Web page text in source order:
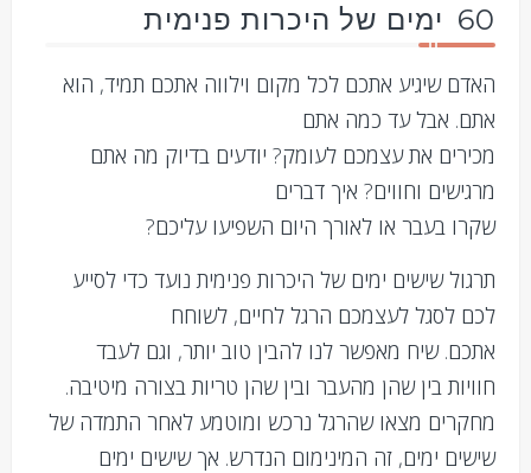
60 ימים של היכרות פנימית
האדם שיגיע אתכם לכל מקום וילווה אתכם תמיד, הוא
אתם. אבל עד כמה אתם
מכירים את עצמכם לעומק? יודעים בדיוק מה אתם
מרגישים וחווים? איך דברים
שקרו בעבר או לאורך היום השפיעו עליכם?
תרגול שישים ימים של היכרות פנימית נועד כדי לסייע
לכם לסגל לעצמכם הרגל לחיים, לשוחח
אתכם. שיח מאפשר לנו להבין טוב יותר, וגם לעבד
חוויות בין שהן מהעבר ובין שהן טריות בצורה מיטיבה.
מחקרים מצאו שהרגל נרכש ומוטמע לאחר התמדה של
שישים ימים, זה המינימום הנדרש. אך שישים ימים